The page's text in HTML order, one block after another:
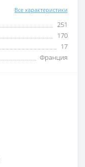
Все характеристики
251
170
17
Франция